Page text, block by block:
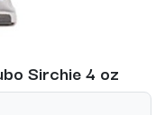
Sirchie 4 oz